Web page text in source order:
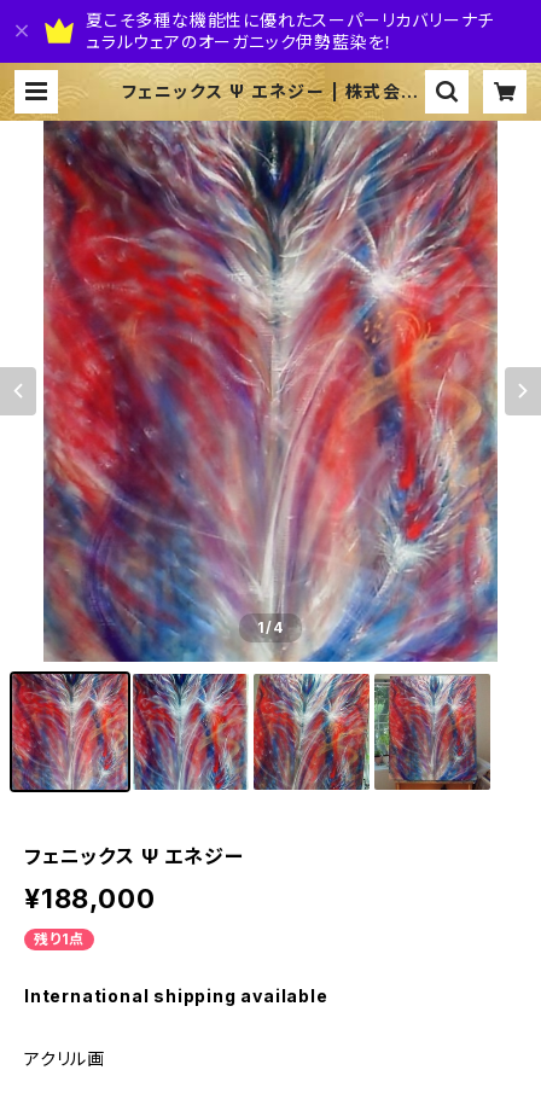
夏こそ多種な機能性に優れたスーパーリカバリーナチ
ュラルウェアのオーガニック伊勢藍染を！
フェニックス Ψ エネジー | 株式会社
伊勢藍JAPAN
1/4
フェニックス Ψ エネジー
¥188,000
残り1点
International shipping available
アクリル画